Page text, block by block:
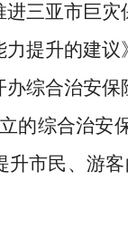
三亚市巨
提升的建
综合治安
的综合治安
升市民、游